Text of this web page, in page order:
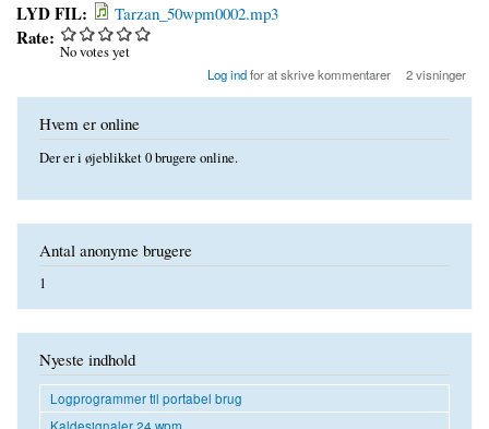
LYD FIL: Tarzan_50wpm0002.mp3
Rate:
No votes yet
Log indfor at skrive kommentarer 2 visninger
Hvem er online
Der er i øjeblikket 0 brugere online.
Antal anonyme brugere
1
Nyeste indhold
Logprogrammer til portabel brug